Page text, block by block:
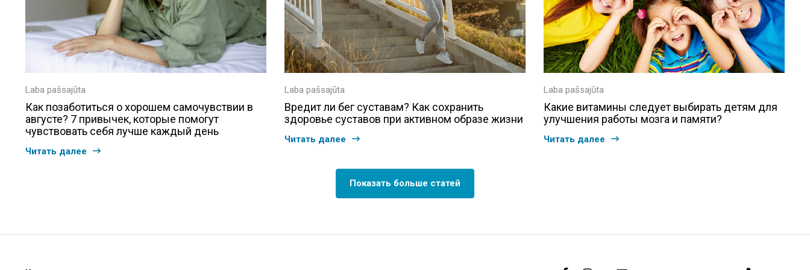
Laba pašsajūta
Как позаботиться о хорошем самочувствии в
августе? 7 привычек, которые помогут
чувствовать себя лучше каждый день
Читать далее
Laba pašsajūta
Вредит ли бег суставам? Как сохранить
здоровье суставов при активном образе жизни
Читать далее
Laba pašsajūta
Какие витамины следует выбирать детям для
улучшения работы мозга и памяти?
Читать далее
Показать больше статей